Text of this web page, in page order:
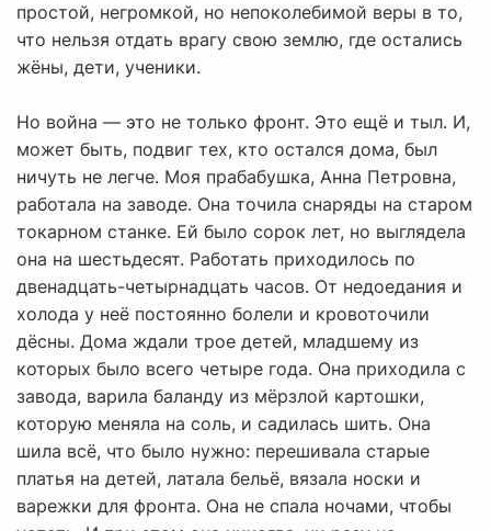
простой, негромкой, но непоколебимой веры в то,
что нельзя отдать врагу свою землю, где остались
жёны, дети, ученики.
Но война — это не только фронт. Это ещё и тыл. И,
может быть, подвиг тех, кто остался дома, был
ничуть не легче. Моя прабабушка, Анна Петровна,
работала на заводе. Она точила снаряды на старом
токарном станке. Ей было сорок лет, но выглядела
она на шестьдесят. Работать приходилось по
двенадцать-четырнадцать часов. От недоедания и
холода у неё постоянно болели и кровоточили
дёсны. Дома ждали трое детей, младшему из
которых было всего четыре года. Она приходила с
завода, варила баланду из мёрзлой картошки,
которую меняла на соль, и садилась шить. Она
шила всё, что было нужно: перешивала старые
платья на детей, латала бельё, вязала носки и
варежки для фронта. Она не спала ночами, чтобы